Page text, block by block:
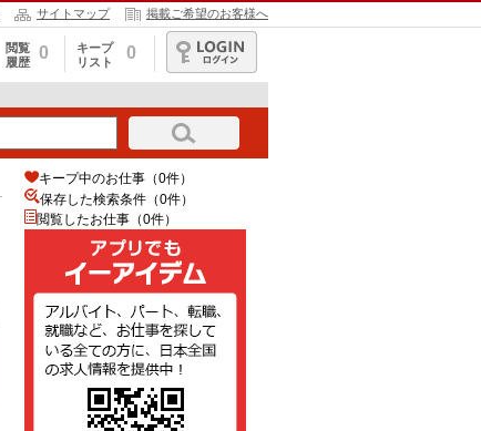
サイトマップ 掲載ご希望のお客様へ
閲覧
履歴
0
キープ
リスト
0
ログイン
キープ中のお仕事（0件）
保存した検索条件（0件）
閲覧したお仕事（0件）